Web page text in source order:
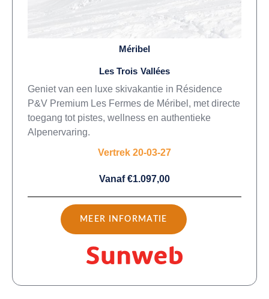
Méribel
Les Trois Vallées
Geniet van een luxe skivakantie in Résidence
P&V Premium Les Fermes de Méribel, met directe
toegang tot pistes, wellness en authentieke
Alpenervaring.
Vertrek 20-03-27
Vanaf €1.097,00
MEER INFORMATIE